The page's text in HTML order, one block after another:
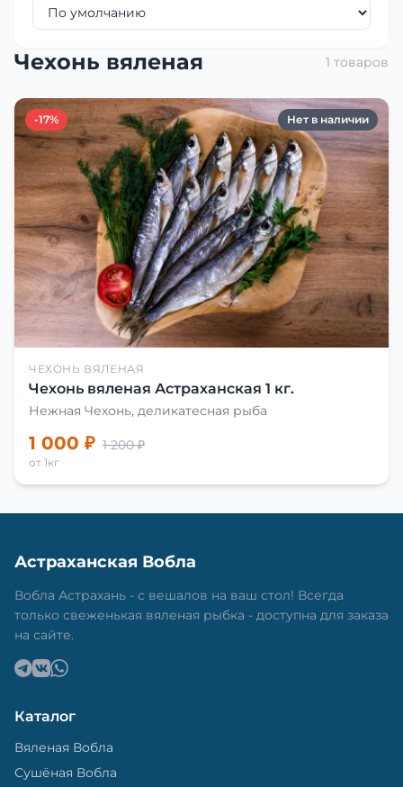
Чехонь вяленая 1 товаров
-17% Нет в наличии
ЧЕХОНЬ ВЯЛЕНАЯ
Чехонь вяленая Астраханская 1 кг.
Нежная Чехонь, деликатесная рыба
1 000 ₽ 1 200 ₽
от 1кг
Астраханская Вобла
Вобла Астрахань - с вешалов на ваш стол! Всегда
только свеженькая вяленая рыбка - доступна для заказа
на сайте.
Каталог
Вяленая Вобла
Сушёная Вобла